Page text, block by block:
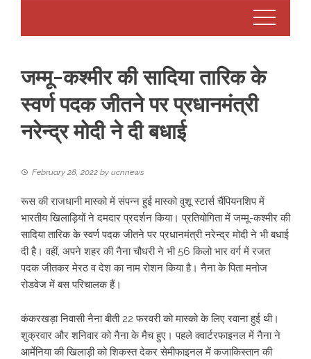
जम्मू-कश्मीर की सादिया तारिक के
स्वर्ण पदक जीतने पर प्रधानमंत्री
नरेन्द्र मोदी ने दी बधाई
February 28, 2022 by ucnnews
रूस की राजधानी मास्को में संपन्न हुई मास्को वुशू स्टार्स चैंपियनशिप में
भारतीय खिलाड़‍ियों ने दमदार प्रदर्शन किया। प्रतियोगिता में जम्मू-कश्मीर की
सादिया तारिक के स्वर्ण पदक जीतने पर प्रधानमंत्री नरेन्द्र मोदी ने भी बधाई
दी है। वहीं, अपने शहर की नैना चौधरी ने भी 56 किलो भार वर्ग में रजत
पदक जीतकर मेरठ व देश का नाम रोशन किया है। नैना के पिता मनोज
रोडवेज में बस परिचालक हैं।
कंकरखड़ा निवासी नैना बीती 22 फरवरी को मास्को के लिए रवाना हुई थी।
शुक्रवार और शनिवार को नैना के मैच हुए। पहले क्वार्टरफाइनल में नैना ने
आर्मेनिया की खिलाड़ी को शिकस्त देकर सेमीफाइनल में कजाकिस्तान की